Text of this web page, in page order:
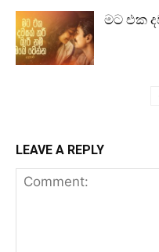
මට එක
LEAVE A REPLY